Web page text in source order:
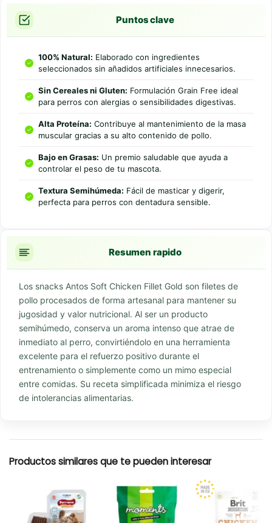
Puntos clave
100% Natural: Elaborado con ingredientes
seleccionados sin añadidos artificiales innecesarios.
Sin Cereales ni Gluten: Formulación Grain Free ideal
para perros con alergias o sensibilidades digestivas.
Alta Proteína: Contribuye al mantenimiento de la masa
muscular gracias a su alto contenido de pollo.
Bajo en Grasas: Un premio saludable que ayuda a
controlar el peso de tu mascota.
Textura Semihúmeda: Fácil de masticar y digerir,
perfecta para perros con dentadura sensible.
Resumen rapido
Los snacks Antos Soft Chicken Fillet Gold son filetes de
pollo procesados de forma artesanal para mantener su
jugosidad y valor nutricional. Al ser un producto
semihúmedo, conserva un aroma intenso que atrae de
inmediato al perro, convirtiéndolo en una herramienta
excelente para el refuerzo positivo durante el
entrenamiento o simplemente como un mimo especial
entre comidas. Su receta simplificada minimiza el riesgo
de intolerancias alimentarias.
Productos similares que te pueden interesar